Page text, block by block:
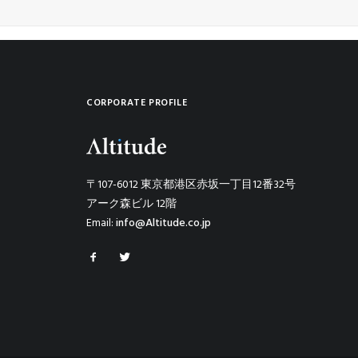
CORPORATE PROFILE
〒107-6012 東京都港区赤坂一丁目12番32号
アーク森ビル 12階
Email:info@Altitude.co.jp